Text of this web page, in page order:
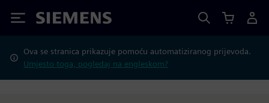
Siemens
Ova se stranica prikazuje pomoću automatiziranog prijevoda.
Umjesto toga, pogledaj na engleskom?